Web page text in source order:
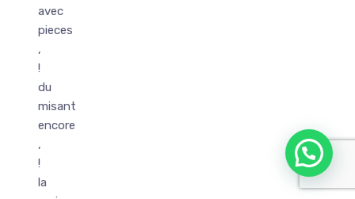
avec
pieces
,
!
du
misant
encore
,
!
la